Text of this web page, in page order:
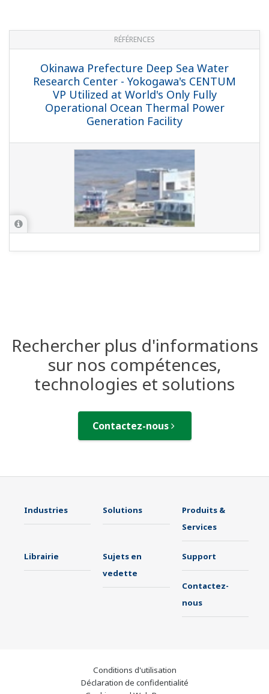
RÉFÉRENCES
Okinawa Prefecture Deep Sea Water
Research Center - Yokogawa's CENTUM
VP Utilized at World's Only Fully
Operational Ocean Thermal Power
Generation Facility
Rechercher plus d'informations
sur nos compétences,
technologies et solutions
Contactez-nous
Industries Solutions
Produits &
Services
Librairie
Sujets en
vedette
Support
Contactez-
nous
Conditions d'utilisation
Déclaration de confidentialité